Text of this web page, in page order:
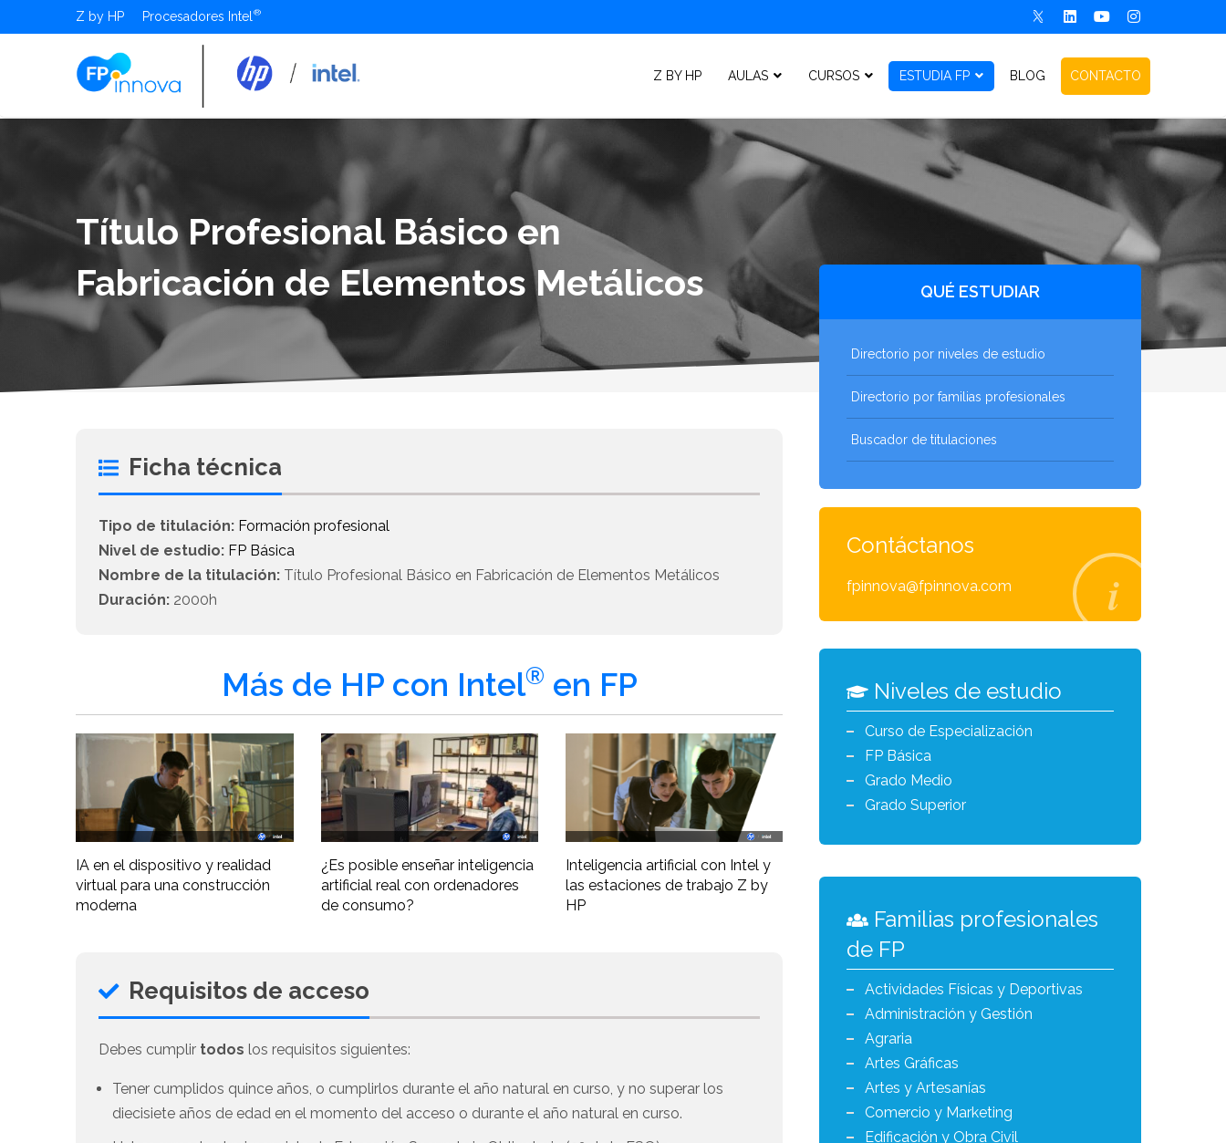
Z by HP Procesadores Intel
Z BY HP AULAS CURSOS ESTUDIA FP BLOG CONTACTO
Título Profesional Básico en
Fabricación de Elementos Metálicos
Ficha técnica
Tipo de titulación: Formación profesional
Nivel de estudio: FP Básica
Nombre de la titulación: Título Profesional Básico en Fabricación de Elementos Metálicos
Duración: 2000h
Más de HP con Intel® en FP
IA en el dispositivo y realidad
virtual para una construcción
moderna
¿Es posible enseñar inteligencia
artificial real con ordenadores
de consumo?
Inteligencia artificial con Intel y
las estaciones de trabajo Z by
HP
Requisitos de acceso
Debes cumplir todos los requisitos siguientes:
Tener cumplidos quince años, o cumplirlos durante el año natural en curso, y no superar los
diecisiete años de edad en el momento del acceso o durante el año natural en curso.
QUÉ ESTUDIAR
Directorio por niveles de estudio
Directorio por familias profesionales
Buscador de titulaciones
Contáctanos
fpinnova@fpinnova.com
Niveles de estudio
Curso de Especialización
FP Básica
Grado Medio
Grado Superior
Familias profesionales
de FP
Actividades Físicas y Deportivas
Administración y Gestión
Agraria
Artes Gráficas
Artes y Artesanías
Comercio y Marketing
Edificación y Obra Civil